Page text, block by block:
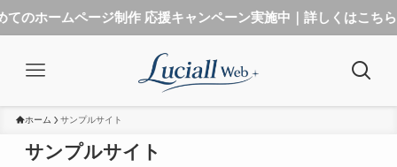
作 応援キャンペーン実施中｜詳しくはこちら
ホーム サンプルサイト
サンプルサイト